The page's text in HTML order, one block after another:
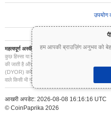
हम आपकी ब्राउज़िंग अनुभव को
उपयोग
महत्वपूर्ण अस्वीकरण:क्रिप्टोकरेंसी अत्यधिक अस्थिर हैं
कुछ हिस्सा या पूरा निवेश खो सकते हैं। Coinpaprika पर
की जाती है और यह वित्तीय या निवेश सलाह नहीं है। निवेश
(DYOR) करें और किसी योग्य वित्तीय सलाहकार से
वाले किसी भी नुकसान के लिए उत्तरदायी नहीं है।
आखरी अपडेट: 2026-08-08 16:16:16 UTC
© CoinPaprika 2026